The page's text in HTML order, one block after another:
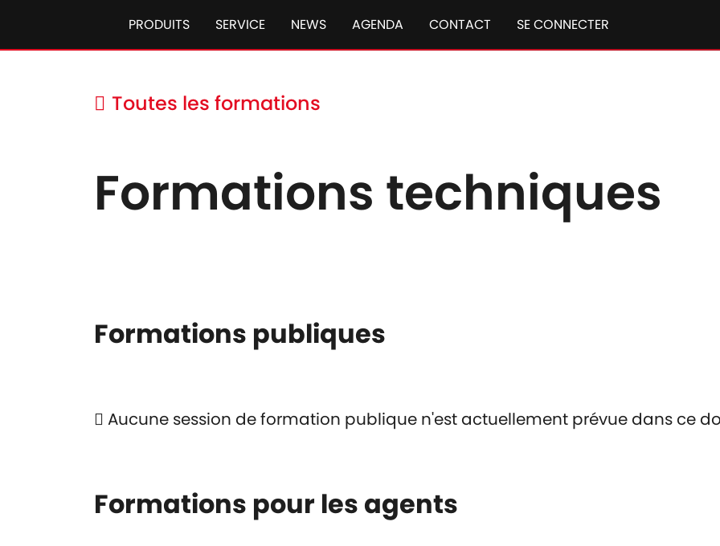
PRODUITS SERVICE NEWS AGENDA CONTACT SE CONNECTER
Toutes les formations
Formations techniques
Formations publiques
Aucune session de formation publique n'est actuellement prévue dans ce
Formations pour les agents